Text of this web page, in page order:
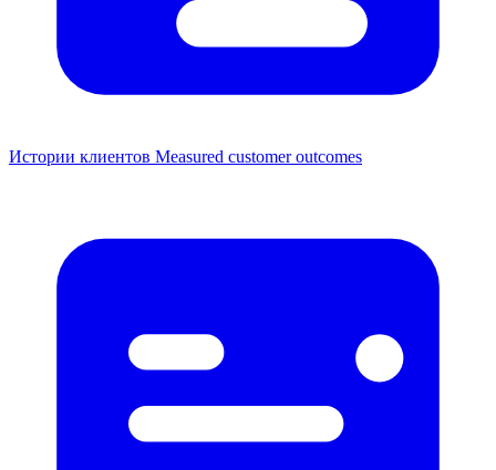
Истории клиентов Measured customer outcomes